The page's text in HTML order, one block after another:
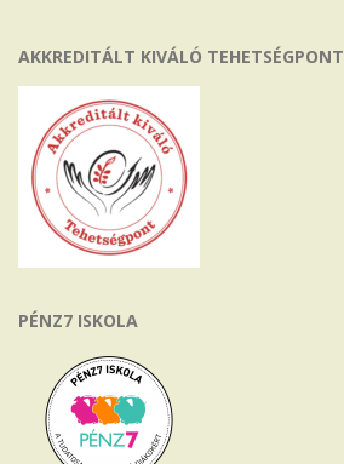
AKKREDITÁLT KIVÁLÓ TEHETSÉGPONT
PÉNZ7 ISKOLA